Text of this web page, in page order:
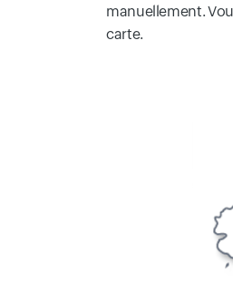
manuellement.
carte.